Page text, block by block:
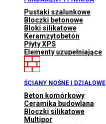
Pustaki szalunkowe
Bloczki betonowe
Bloki silikatowe
Keramzytobeton
Płyty XPS
Elementy uzupełniające
ŚCIANY NOŚNE I DZIAŁOWE
Beton komórkowy
Ceramika budowlana
Bloczki silikatowe
Multipor